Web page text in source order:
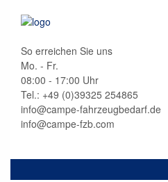
So erreichen Sie uns
Mo. - Fr.
08:00 - 17:00 Uhr
Tel.: +49 (0)39325 254865
info@campe-fahrzeugbedarf.de
info@campe-fzb.com